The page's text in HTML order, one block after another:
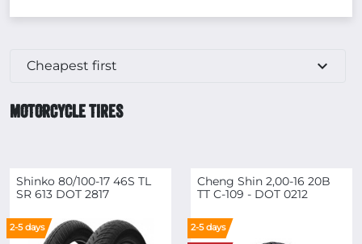
MOTORCYCLE TIRES
Cheapest first expand_more
Shinko 80/100-17 46S TL
SR 613 DOT 2817
2-5 days
Cheng Shin 2,00-16 20B
TT C-109 - DOT 0212
2-5 days